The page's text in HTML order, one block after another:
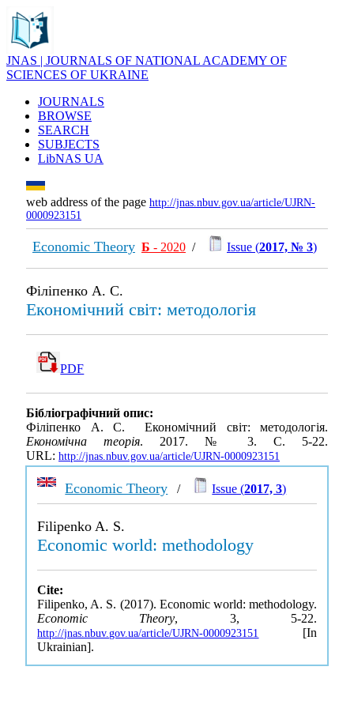
JNAS | JOURNALS OF NATIONAL ACADEMY OF
SCIENCES OF UKRAINE
JOURNALS
BROWSE
SEARCH
SUBJECTS
LibNAS UA
web address of the page http://jnas.nbuv.gov.ua/article/UJRN-
0000923151
Economic Theory Б - 2020 / Issue (2017, № 3)
Філіпенко А. С.
Економічний світ: методологія
PDF
Бібліографічний опис:
Філіпенко А. С. Економічний світ: методологія.
Економічна теорія. 2017. № 3. С. 5-22.
URL: http://jnas.nbuv.gov.ua/article/UJRN-0000923151
Economic Theory / Issue (2017, 3)
Filipenko A. S.
Economic world: methodology
Cite:
Filipenko, A. S. (2017). Economic world: methodology.
Economic Theory, 3, 5-22.
http://jnas.nbuv.gov.ua/article/UJRN-0000923151
[In
Ukrainian].